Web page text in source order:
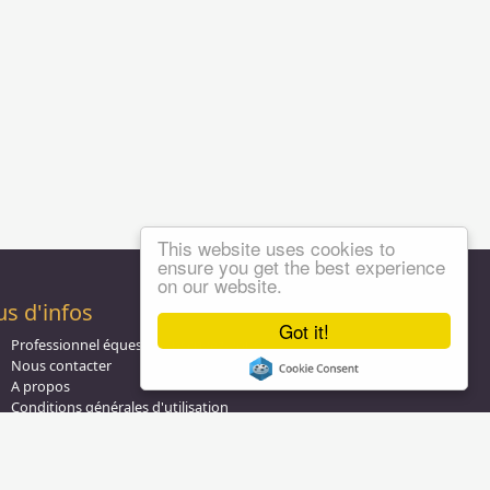
Got it!
This website uses cookies to
ensure you get the best experience
on our website.
d'infos
Professionnel équestre, Inscrivez-vous !
Nous contacter
A propos
Conditions générales d'utilisation